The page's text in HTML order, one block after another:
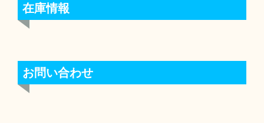
在庫情報
お問い合わせ